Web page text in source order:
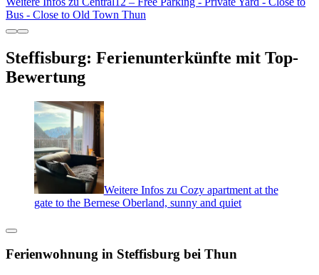
Bus - Close to Old Town Thun
Steffisburg: Ferienunterkünfte mit Top-
Bewertung
Weitere Infos zu Cozy apartment at the
gate to the Bernese Oberland, sunny and quiet
Ferienwohnung in Steffisburg bei Thun